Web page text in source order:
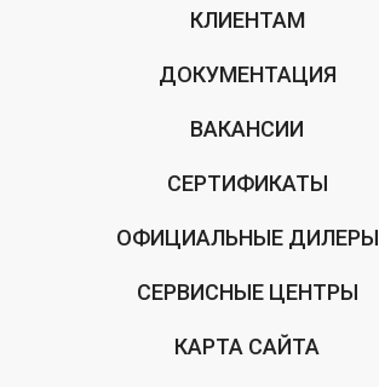
КЛИЕНТАМ
ДОКУМЕНТАЦИЯ
ВАКАНСИИ
СЕРТИФИКАТЫ
ОФИЦИАЛЬНЫЕ ДИЛЕРЫ
СЕРВИСНЫЕ ЦЕНТРЫ
КАРТА САЙТА